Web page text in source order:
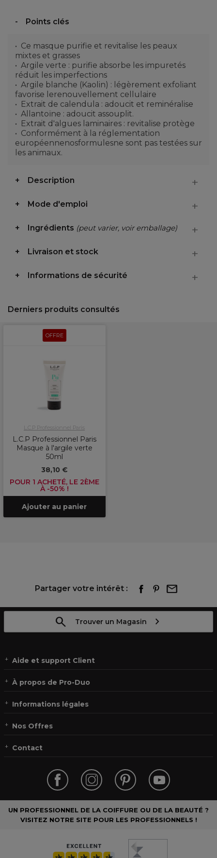
Points clés
Ce masque purifie et revitalise les peaux
mixtes et grasses
Argile verte : purifie absorbe les impuretés
réduit les imperfections
Argile blanche (Kaolin) : légèrement exfoliant
favorise lerenouvellement cellulaire
Extrait de calendula : adoucit et reminéralise
Allantoïne : adoucit assouplit.
Extrait d'algues laminaires : revitalise protège
Conformément à la réglementation
européennenosformulesne sont pas testées sur
les animaux.
Description
Mode d'emploi
Ingrédients (peut varier, voir emballage)
Livraison et stock
Informations de sécurité
Derniers produits consultés
OFFRE
L.C.P Professionnel Paris
L.C.P Professionnel Paris
Masque à l'argile verte
50ml
38,10 €
POUR 1 ACHETÉ, LE 2ÈME
À -50% !
Ajouter au panier
Partager votre intérêt :
Trouver un Magasin
Aide et support Client
À propos de Pro-Duo
Informations légales
Nos Offres
Contact
UN PROFESSIONNEL DE LA COIFFURE OU DE LA BEAUTÉ ?
VISITEZ NOTRE SITE POUR LES PROFESSIONNELS !